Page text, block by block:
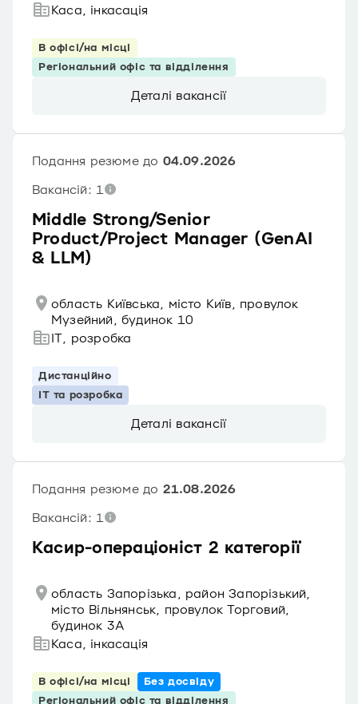
Каса, інкасація
В офісі/на місці
Регіональний офіс та відділення
Деталі вакансії
Middle Strong/Senior
Product/Project Manager (GenAI
& LLM)
Подання резюме до 04.09.2026
Вакансій: 1
область Київська, місто Київ, провулок
Музейний, будинок 10
IT, розробка
Дистанційно
IT та розробка
Деталі вакансії
Касир-операціоніст 2 категорії
Подання резюме до 21.08.2026
Вакансій: 1
область Запорізька, район Запорізький,
місто Вільнянськ, провулок Торговий,
будинок 3А
Каса, інкасація
В офісі/на місці
Без досвіду
Регіональний офіс та відділення